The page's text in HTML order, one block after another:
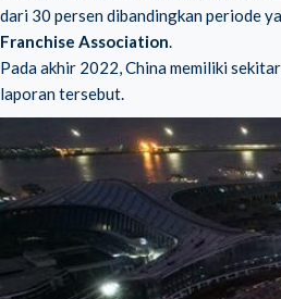
dari 30 persen dibandingkan periode
Franchise Association.
Pada akhir 2022, China memiliki
laporan tersebut.